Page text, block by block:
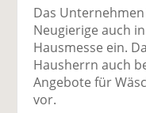
Das
Neugierige auch
Hausmesse ein.
Hausherrn auch
Angebote für
vor.